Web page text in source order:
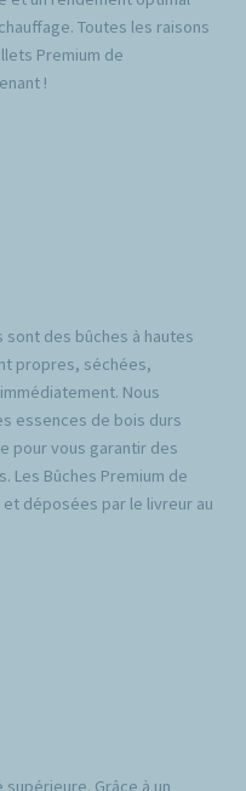
Toutes les raisons
Premium de
!
sont des bûches à hautes
propres, séchées,
Nous
essences de bois durs
pour vous garantir des
Les Bûches Premium de
déposées par le livreur au
Grâce à un